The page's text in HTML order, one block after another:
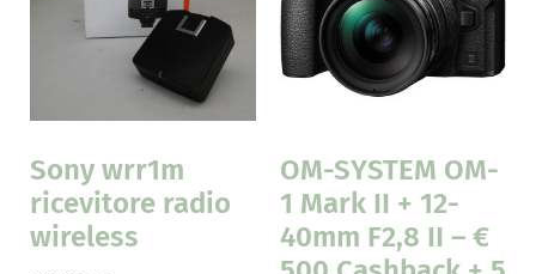
Sony wrr1m
ricevitore radio
wireless
OM-SYSTEM OM-
1 Mark II + 12-
40mm F2,8 II – €